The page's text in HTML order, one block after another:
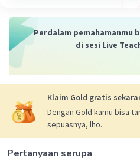
kesehatan. Penting
holistik dengan
keseimbangan antara
mencegah penyakit dan
Beri Rating
Vincent M
13 Agustus 2023 15:32
Perdalam pemahamanmu
di sesi Live
Klaim Gold gratis
Dengan Gold kamu bisa
sepuasnya, lho.
Pertanyaan serupa